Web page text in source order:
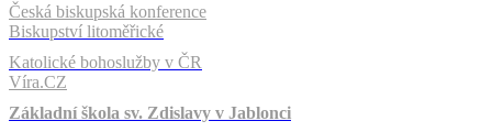
Česká biskupská konference
Biskupství litoměřické
Katolické bohoslužby v ČR
Víra.CZ
Základní škola sv. Zdislavy v Jablonci